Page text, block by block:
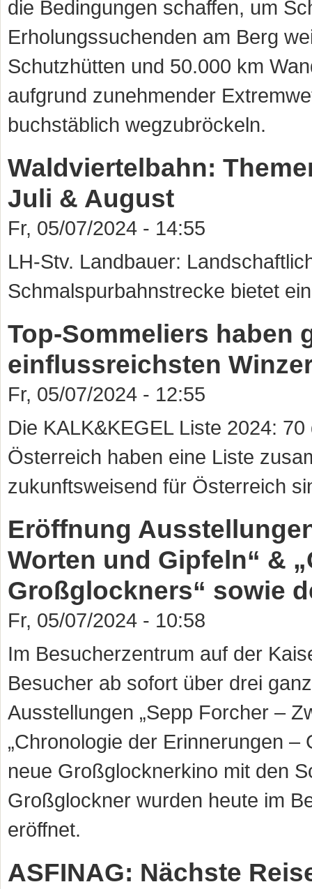
die Bedingungen schaffen, um
Erholungssuchenden am Berg
Schutzhütten und 50.000 km
aufgrund zunehmender
buchstäblich wegzubröckeln.
Waldviertelbahn:
Juli & August
Fr, 05/07/2024 - 14:55
LH-Stv. Landbauer:
Schmalspurbahnstrecke bietet
Top-Sommeliers haben
einflussreichsten
Fr, 05/07/2024 - 12:55
Die KALK&KEGEL Liste 2024:
Österreich haben eine Liste
zukunftsweisend für Österreich
Eröffnung
Worten und Gipfeln“ &
Großglockners“ sowie
Fr, 05/07/2024 - 10:58
Im Besucherzentrum auf der
Besucher ab sofort über drei
Ausstellungen „Sepp Forcher –
„Chronologie der Erinnerungen
neue Großglocknerkino mit den
Großglockner wurden heute im
eröffnet.
ASFINAG: Nächste